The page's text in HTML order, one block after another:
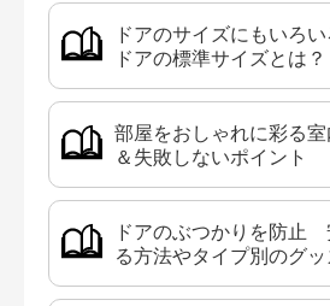
ドアのサイズにもいろ
ドアの標準サイズとは？
部屋をおしゃれに彩る
＆失敗しないポイント
ドアのぶつかりを防止
る方法やタイプ別のグ